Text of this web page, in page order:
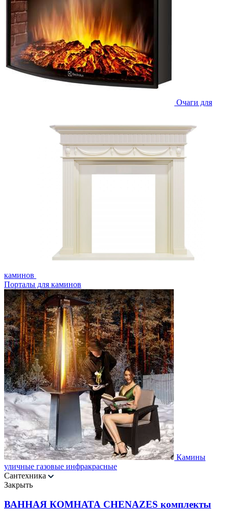
Очаги для
каминов
Порталы для каминов
Камины
уличные газовые инфракрасные
Сантехника
Закрыть
ВАННАЯ КОМНАТА CHENAZES комплекты